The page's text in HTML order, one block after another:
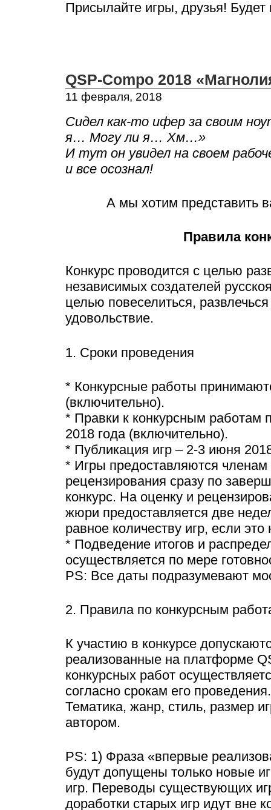
Присылайте игры, друзья! Будет
QSP-Compo 2018
11 февраля, 2018
Сидел как-то ифер за своим
я… Могу ли я… Хм…»
И тут он увидел на своем
и все осознал!
А мы хотим представить
Правила
Конкурс проводится с целью
независимых создателей
целью повеселиться,
удовольствие.
1. Сроки проведения
* Конкурсные работы
(включительно).
* Правки к конкурсным работам
2018 года (включительно).
* Публикация игр – 2-3 июня
* Игры предоставляются
рецензирования сразу по
конкурс. На оценку и
жюри предоставляется две
равное количеству игр, если
* Подведение итогов и
осуществляется по мере
PS: Все даты подразумевают
2. Правила по конкурсным
К участию в конкурсе
реализованные на платформе
конкурсных работ
согласно срокам его проведения.
Тематика, жанр, стиль, размер
автором.
PS: 1) Фраза «впервые
будут допущены только новые
игр. Переводы существующих
доработки старых игр идут вне